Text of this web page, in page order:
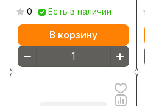
0 Есть в наличии
В корзину